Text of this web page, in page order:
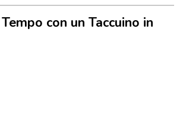
con un Taccuino in